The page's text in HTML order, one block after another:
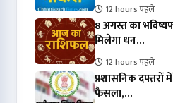
12 hours पहले
8 अगस्त का
मिलेगा धन...
12 hours पहले
प्रशासनिक दफ्तरों
फैसला,...